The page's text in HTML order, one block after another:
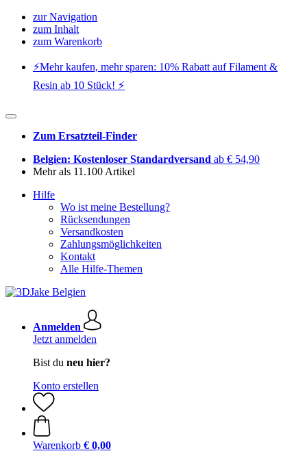
zur Navigation
zum Inhalt
zum Warenkorb
⚡️Mehr kaufen, mehr sparen: 10% Rabatt auf Filament &
Resin ab 10 Stück! ⚡️
Zum Ersatzteil-Finder
Belgien: Kostenloser Standardversand ab € 54,90
Mehr als 11.100 Artikel
Hilfe
Wo ist meine Bestellung?
Rücksendungen
Versandkosten
Zahlungsmöglichkeiten
Kontakt
Alle Hilfe-Themen
Anmelden
Jetzt anmelden
Bist du neu hier?
Konto erstellen
Warenkorb € 0,00